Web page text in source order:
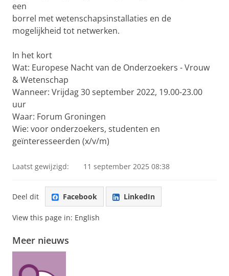
een
borrel met wetenschapsinstallaties en de
mogelijkheid tot netwerken.
In het kort
Wat: Europese Nacht van de Onderzoekers - Vrouw
& Wetenschap
Wanneer: Vrijdag 30 september 2022, 19.00-23.00
uur
Waar: Forum Groningen
Wie: voor onderzoekers, studenten en
geïnteresseerden (x/v/m)
Laatst gewijzigd: 11 september 2025 08:38
Deel dit Facebook LinkedIn
View this page in: English
Meer nieuws